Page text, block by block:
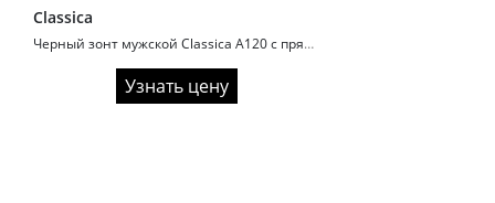
Classica
Черный зонт мужской Classica A120 с прямой ручкой
Узнать цену